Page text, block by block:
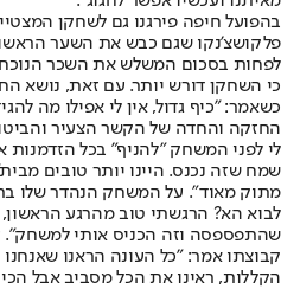
בהפועל חיפה פירגנו גם לשחקן
פלקושצ'נקו שגם כבש את השער
כי השחקן דורש יותר. עם זאת, נושא
כשאמר: "כיף גדול, אין לי אפילו מה
החזקה והחדה של הקשר הצעיר
לי לפני המשחק "להניף" בכל הזדמנות
שמח שזה נכנס. היינו יותר טובים
מתוק מאוד". על המשחק הנהדר שלו
לבוא הא? הרגשתי טוב מהרגע
שהתפספסה וזה הכניס אותי למשחק".
קבוצתו אמר: "כל העונה הראנו שאנחנו
הקללות, ראינו את הכל מסביב אבל